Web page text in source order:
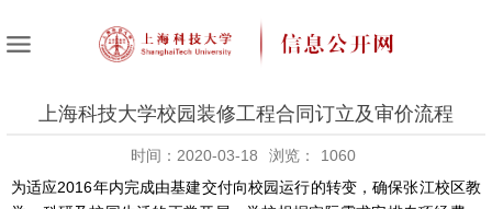
上海科技大学校园装修工程合同订立及审价流程
时间：2020-03-18 浏览：
1060
为适应2016年内完成由基建交付向校园运行的转变，确保张江校区教